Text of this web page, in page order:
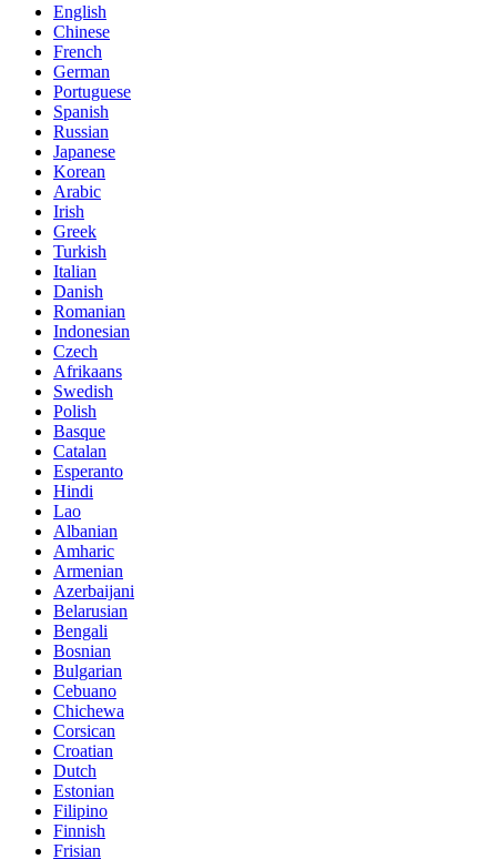
English
Chinese
French
German
Portuguese
Spanish
Russian
Japanese
Korean
Arabic
Irish
Greek
Turkish
Italian
Danish
Romanian
Indonesian
Czech
Afrikaans
Swedish
Polish
Basque
Catalan
Esperanto
Hindi
Lao
Albanian
Amharic
Armenian
Azerbaijani
Belarusian
Bengali
Bosnian
Bulgarian
Cebuano
Chichewa
Corsican
Croatian
Dutch
Estonian
Filipino
Finnish
Frisian